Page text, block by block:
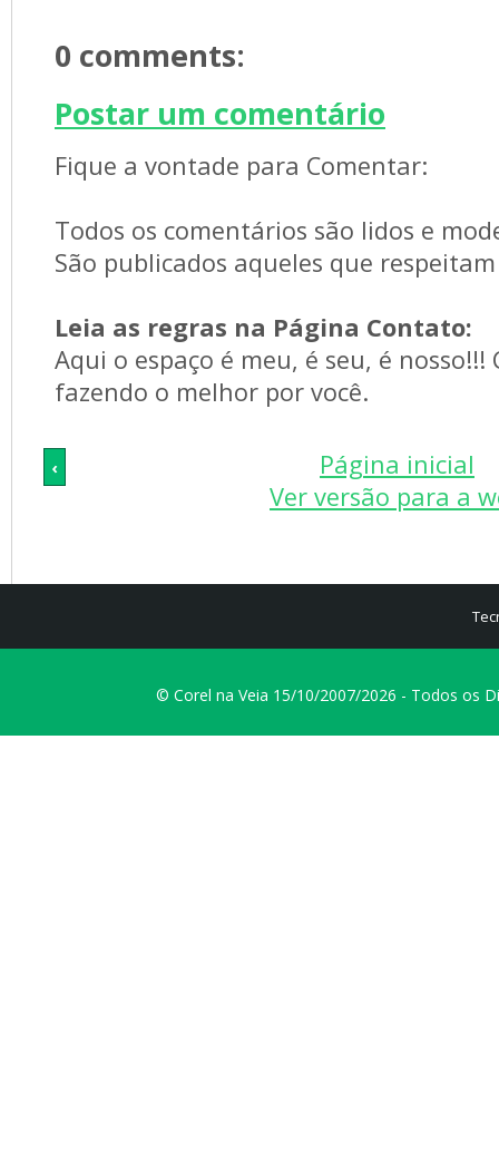
0 comments:
Postar um comentário
Fique a vontade para Comentar:
Todos os comentários são lidos e
São publicados aqueles que
Leia as regras na Página Contato:
Aqui o espaço é meu, é seu, é nosso!!!
fazendo o melhor por você.
‹
Página inicial
Ver versão para a
© Corel na Veia 15/10/2007/2026 - Todos os